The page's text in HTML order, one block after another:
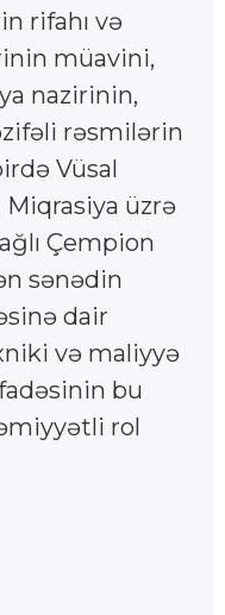
rifahı və
müavini,
nazirinin,
rəsmilərin
Vüsal
Miqrasiya üzrə
Çempion
sənədin
dair
və maliyyə
bu
rol